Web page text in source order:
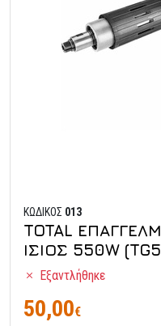
ΚΩΔΙΚΟΣ 013
TOTAL
ΙΣΙΟΣ 550W
Εξαντλήθηκε
50,00€